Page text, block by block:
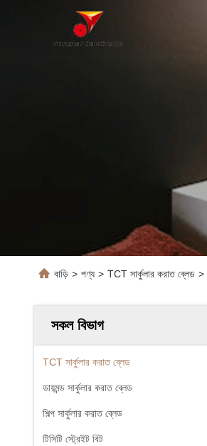
বাড়ি > পণ্য > TCT সার্কুলার করাত ব্লেড >
সকল বিভাগ
TCT সার্কুলার করাত ব্লেড
ডায়মন্ড সার্কুলার করাত ব্লেড
শিল্প সার্কুলার করাত ব্লেড
টিসিটি স্ট্রেইট বিট